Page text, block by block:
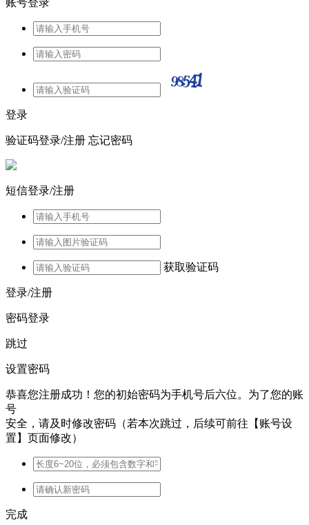
登录
验证码登录/注册 忘记密码
短信登录/注册
获取验证码
登录/注册
密码登录
跳过
设置密码
恭喜您注册成功！您的初始密码为手机号后六位。为了您的账
号
安全，请及时修改密码（若本次跳过，后续可前往【账号设
置】页面修改）
完成